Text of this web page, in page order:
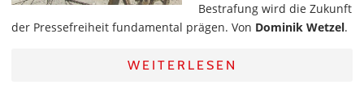
Bestrafung wird die Zukunft
der Pressefreiheit fundamental prägen. Von Dominik Wetzel.
WEITERLESEN